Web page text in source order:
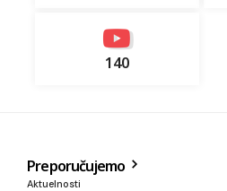
140
Preporučujemo
Aktuelnosti